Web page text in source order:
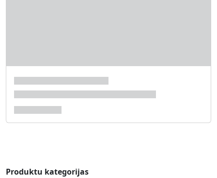
Produktu kategorijas